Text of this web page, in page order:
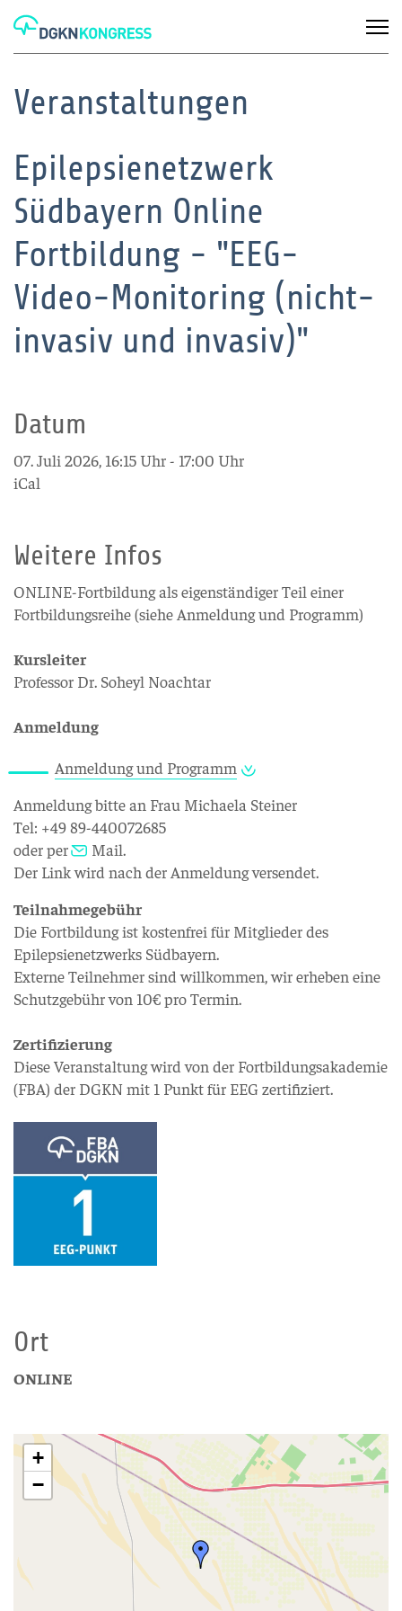
Veranstaltungen
Epilepsienetzwerk
Südbayern Online
Fortbildung - "EEG-
Video-Monitoring (nicht-
invasiv und invasiv)"
Datum
07. Juli 2026, 16:15 Uhr - 17:00 Uhr
iCal
Weitere Infos
ONLINE-Fortbildung als eigenständiger Teil einer
Fortbildungsreihe (siehe Anmeldung und Programm)
Kursleiter
Professor Dr. Soheyl Noachtar
Anmeldung
Anmeldung und Programm
Anmeldung bitte an Frau Michaela Steiner
Tel: +49 89-440072685
oder per
Mail.
Der Link wird nach der Anmeldung versendet.
Teilnahmegebühr
Die Fortbildung ist kostenfrei für Mitglieder des
Epilepsienetzwerks Südbayern.
Externe Teilnehmer sind willkommen, wir erheben eine
Schutzgebühr von 10€ pro Termin.
Zertifizierung
Diese Veranstaltung wird von der Fortbildungsakademie
(FBA) der DGKN mit 1 Punkt für EEG zertifiziert.
Ort
ONLINE
+
−